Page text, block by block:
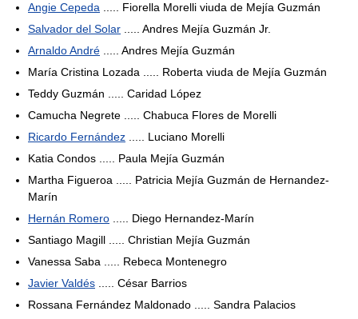
Angie Cepeda ..... Fiorella Morelli viuda de Mejía Guzmán
Salvador del Solar ..... Andres Mejía Guzmán Jr.
Arnaldo André ..... Andres Mejía Guzmán
María Cristina Lozada ..... Roberta viuda de Mejía Guzmán
Teddy Guzmán ..... Caridad López
Camucha Negrete ..... Chabuca Flores de Morelli
Ricardo Fernández ..... Luciano Morelli
Katia Condos ..... Paula Mejía Guzmán
Martha Figueroa ..... Patricia Mejía Guzmán de Hernandez-
Marín
Hernán Romero ..... Diego Hernandez-Marín
Santiago Magill ..... Christian Mejía Guzmán
Vanessa Saba ..... Rebeca Montenegro
Javier Valdés ..... César Barrios
Rossana Fernández Maldonado ..... Sandra Palacios